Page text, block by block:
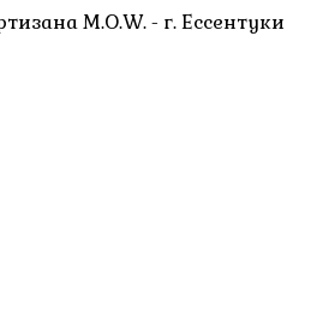
M.O.W. - г. Ессентуки
из натуральных компонентов